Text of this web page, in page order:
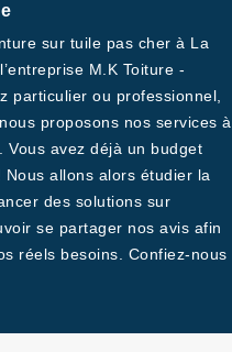
sur tuile pas cher à La
M.K Toiture -
particulier ou professionnel,
proposons nos services à
avez déjà un budget
allons alors étudier la
des solutions sur
se partager nos avis afin
réels besoins. Confiez-nous